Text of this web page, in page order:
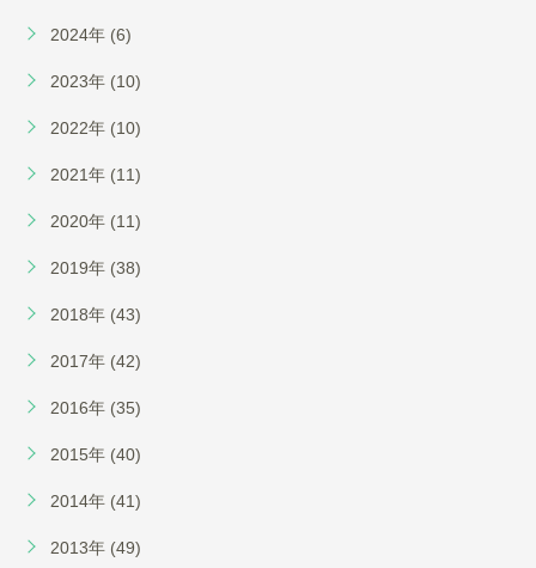
2024年 (6)
2023年 (10)
2022年 (10)
2021年 (11)
2020年 (11)
2019年 (38)
2018年 (43)
2017年 (42)
2016年 (35)
2015年 (40)
2014年 (41)
2013年 (49)